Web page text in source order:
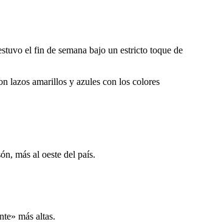
el fin de semana bajo un estricto toque de
lazos amarillos y azules con los colores
más al oeste del país.
más altas.